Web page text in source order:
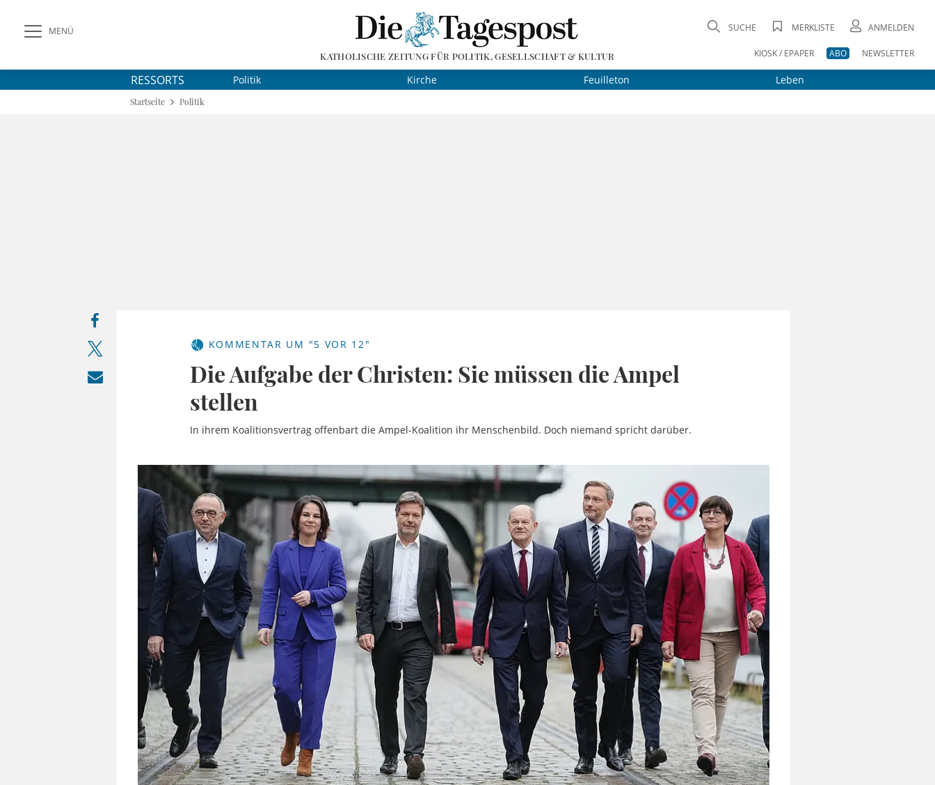
MENÜ
KATHOLISCHE ZEITUNG FÜR POLITIK, GESELLSCHAFT & KULTUR
SUCHE MERKLISTE ANMELDEN
KIOSK / EPAPER ABO NEWSLETTER
RESSORTS Politik Kirche Feuilleton Leben
Startseite Politik
KOMMENTAR UM "5 VOR 12"
Die Aufgabe der Christen: Sie müssen die Ampel
stellen
In ihrem Koalitionsvertrag offenbart die Ampel-Koalition ihr Menschenbild. Doch niemand spricht darüber.